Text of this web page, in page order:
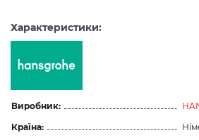
Характеристики:
Виробник:
Країна: